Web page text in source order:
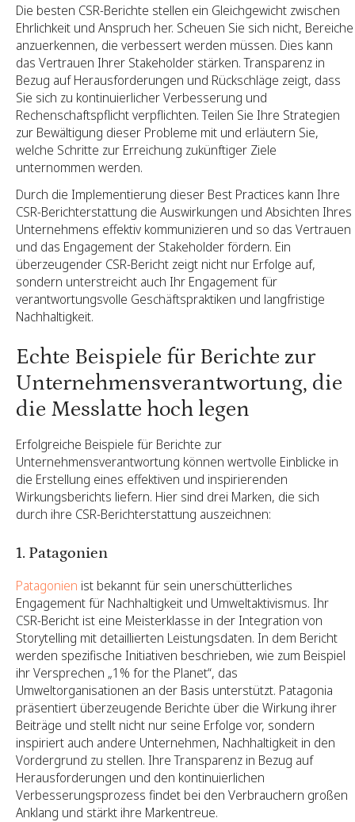
Die besten CSR-Berichte stellen ein Gleichgewicht zwischen
Ehrlichkeit und Anspruch her. Scheuen Sie sich nicht, Bereiche
anzuerkennen, die verbessert werden müssen. Dies kann
das Vertrauen Ihrer Stakeholder stärken. Transparenz in
Bezug auf Herausforderungen und Rückschläge zeigt, dass
Sie sich zu kontinuierlicher Verbesserung und
Rechenschaftspflicht verpflichten. Teilen Sie Ihre Strategien
zur Bewältigung dieser Probleme mit und erläutern Sie,
welche Schritte zur Erreichung zukünftiger Ziele
unternommen werden.
Durch die Implementierung dieser Best Practices kann Ihre
CSR-Berichterstattung die Auswirkungen und Absichten Ihres
Unternehmens effektiv kommunizieren und so das Vertrauen
und das Engagement der Stakeholder fördern. Ein
überzeugender CSR-Bericht zeigt nicht nur Erfolge auf,
sondern unterstreicht auch Ihr Engagement für
verantwortungsvolle Geschäftspraktiken und langfristige
Nachhaltigkeit.
Echte Beispiele für Berichte zur
Unternehmensverantwortung, die
die Messlatte hoch legen
Erfolgreiche Beispiele für Berichte zur
Unternehmensverantwortung können wertvolle Einblicke in
die Erstellung eines effektiven und inspirierenden
Wirkungsberichts liefern. Hier sind drei Marken, die sich
durch ihre CSR-Berichterstattung auszeichnen:
1. Patagonien
Patagonien ist bekannt für sein unerschütterliches
Engagement für Nachhaltigkeit und Umweltaktivismus. Ihr
CSR-Bericht ist eine Meisterklasse in der Integration von
Storytelling mit detaillierten Leistungsdaten. In dem Bericht
werden spezifische Initiativen beschrieben, wie zum Beispiel
ihr Versprechen „1% for the Planet“, das
Umweltorganisationen an der Basis unterstützt. Patagonia
präsentiert überzeugende Berichte über die Wirkung ihrer
Beiträge und stellt nicht nur seine Erfolge vor, sondern
inspiriert auch andere Unternehmen, Nachhaltigkeit in den
Vordergrund zu stellen. Ihre Transparenz in Bezug auf
Herausforderungen und den kontinuierlichen
Verbesserungsprozess findet bei den Verbrauchern großen
Anklang und stärkt ihre Markentreue.